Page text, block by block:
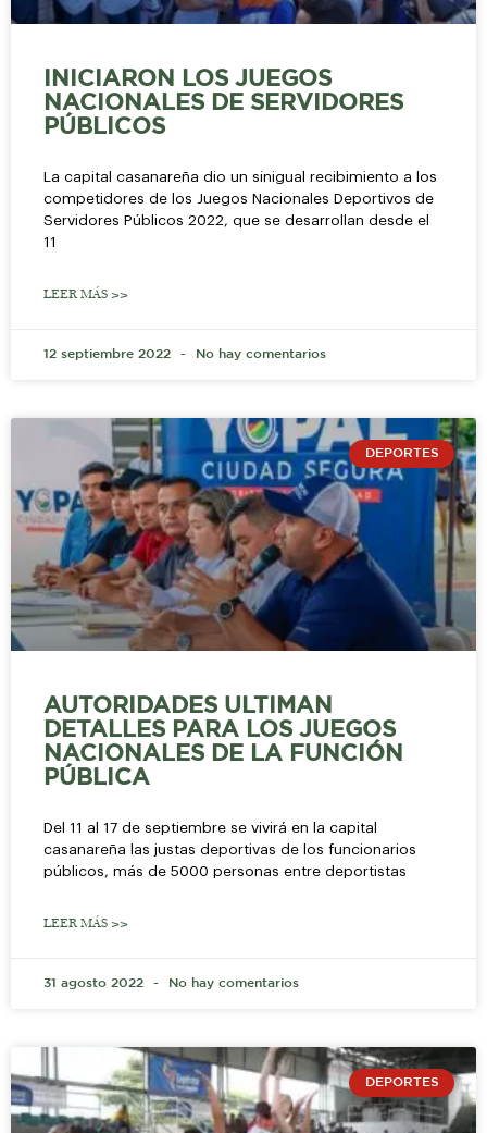
INICIARON LOS JUEGOS
NACIONALES DE SERVIDORES
PÚBLICOS
La capital casanareña dio un sinigual recibimiento a los
competidores de los Juegos Nacionales Deportivos de
Servidores Públicos 2022, que se desarrollan desde el
11
LEER MÁS >>
12 septiembre 2022 No hay comentarios
DEPORTES
AUTORIDADES ULTIMAN
DETALLES PARA LOS JUEGOS
NACIONALES DE LA FUNCIÓN
PÚBLICA
Del 11 al 17 de septiembre se vivirá en la capital
casanareña las justas deportivas de los funcionarios
públicos, más de 5000 personas entre deportistas
LEER MÁS >>
31 agosto 2022 No hay comentarios
DEPORTES